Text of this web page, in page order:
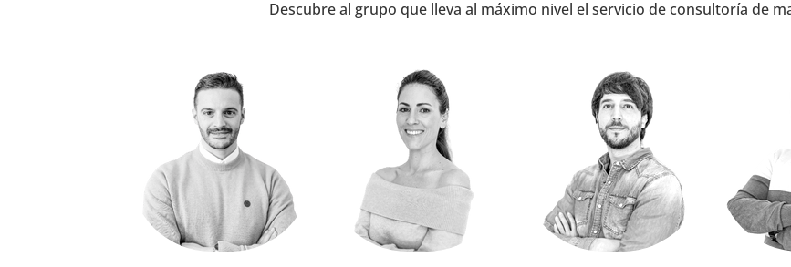
Descubre al grupo que lleva al máximo nivel el servicio de consultoría de
RUBÉN RAMOS FERREIRA
CEO
Te guiaré por el camino
correcto aplicando estrategias
avanzadas que marcarán tu
éxito digital.
Aprovecha cada euro invertido
para que tu negocio crezca sin
despilfarrar.
Analiza cada dato, ajusta cada
detalle y convierte clics en
oportunidades reales.
Hace la
se vea y